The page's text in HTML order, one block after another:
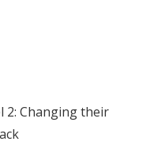
2: Changing their